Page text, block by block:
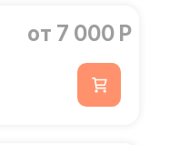
от 7 000 Р